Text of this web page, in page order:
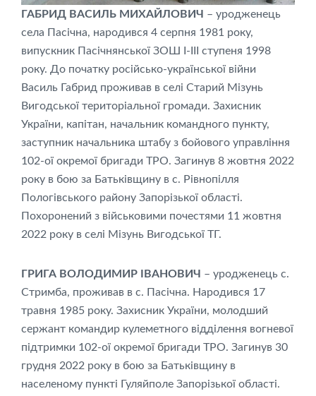
ГАБРИД ВАСИЛЬ МИХАЙЛОВИЧ – уродженець
села Пасічна, народився 4 серпня 1981 року,
випускник Пасічнянської ЗОШ I-III ступеня 1998
року. До початку російсько-української війни
Василь Габрид проживав в селі Старий Мізунь
Вигодської територіальної громади. Захисник
України, капітан, начальник командного пункту,
заступник начальника штабу з бойового управління
102-ої окремої бригади ТРО. Загинув 8 жовтня 2022
року в бою за Батьківщину в с. Рівнопілля
Пологівського району Запорізької області.
Похоронений з військовими почестями 11 жовтня
2022 року в селі Мізунь Вигодської ТГ.
ГРИГА ВОЛОДИМИР ІВАНОВИЧ – уродженець с.
Стримба, проживав в с. Пасічна. Народився 17
травня 1985 року. Захисник України, молодший
сержант командир кулеметного відділення вогневої
підтримки 102-ої окремої бригади ТРО. Загинув 30
грудня 2022 року в бою за Батьківщину в
населеному пункті Гуляйполе Запорізької області.